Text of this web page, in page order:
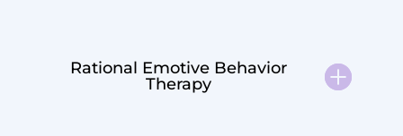
Rational Emotive Behavior
Therapy